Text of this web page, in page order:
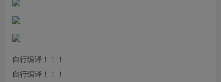
自行编译！！！
自行编译！！！